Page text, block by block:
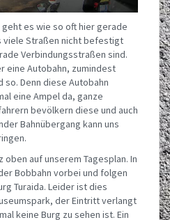
es wie so oft hier gerade
viele Straßen nicht befestigt
Verbindungsstraßen sind.
eine Autobahn, zumindest
Denn diese Autobahn
eine Ampel da, ganze
bevölkern diese und auch
Bahnübergang kann uns
oben auf unserem Tagesplan. In
Bobbahn vorbei und folgen
Turaida. Leider ist dies
der Eintritt verlangt
keine Burg zu sehen ist. Ein